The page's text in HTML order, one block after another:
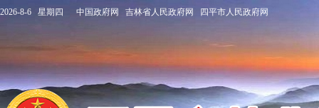
2026-8-6 星期四 中国政府网 吉林省人民政府网 四平市人民政府网